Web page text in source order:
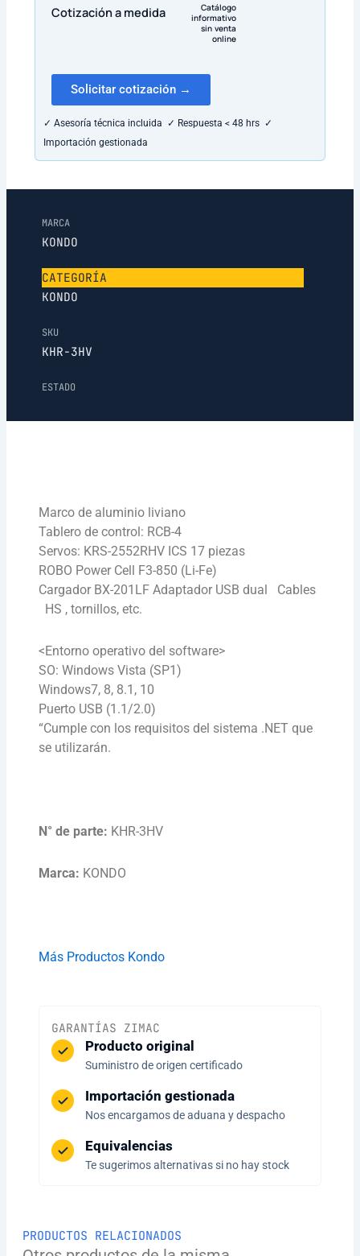
Cotización a medida
Catálogo
informativo
sin venta
online
Solicitar cotización →
✓ Asesoría técnica incluida ✓ Respuesta < 48 hrs ✓
Importación gestionada
MARCA
KONDO
CATEGORÍA
KONDO
SKU
KHR-3HV
ESTADO
Marco de aluminio liviano
Tablero de control: RCB-4
Servos: KRS-2552RHV ICS 17 piezas
ROBO Power Cell F3-850 (Li-Fe)
Cargador BX-201LF Adaptador USB dual Cables
HS , tornillos, etc.
<Entorno operativo del software>
SO: Windows Vista (SP1)
Windows7, 8, 8.1, 10
Puerto USB (1.1/2.0)
“Cumple con los requisitos del sistema .NET que
se utilizarán.
N° de parte: KHR-3HV
Marca: KONDO
Más Productos Kondo
GARANTÍAS ZIMAC
Producto original
Suministro de origen certificado
Importación gestionada
Nos encargamos de aduana y despacho
Equivalencias
Te sugerimos alternativas si no hay stock
PRODUCTOS RELACIONADOS